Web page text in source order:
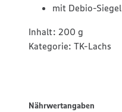
mit Debio-Siegel
Inhalt: 200 g
Kategorie: TK-Lachs
Nährwertangaben